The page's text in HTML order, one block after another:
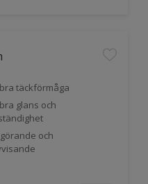
täckförmåga
glans och
och